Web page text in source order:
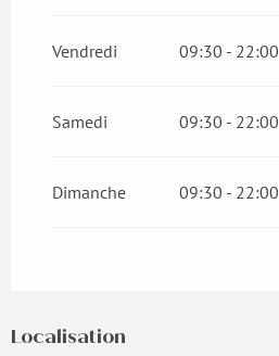
Vendredi 09:30 - 22:00
Samedi 09:30 - 22:00
Dimanche 09:30 - 22:00
Localisation